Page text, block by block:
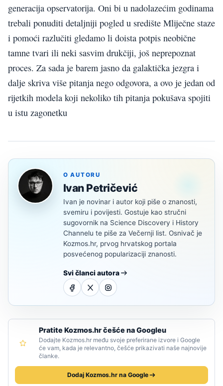
generacija opservatorija. Oni bi u nadolazećim godinama
trebali ponuditi detaljniji pogled u središte Mliječne staze
i pomoći razlučiti gledamo li doista potpis neobične
tamne tvari ili neki sasvim drukčiji, još neprepoznat
proces. Za sada je barem jasno da galaktička jezgra i
dalje skriva više pitanja nego odgovora, a ovo je jedan od
rijetkih modela koji nekoliko tih pitanja pokušava spojiti
u istu zagonetku
O AUTORU
Ivan Petričević
Ivan je novinar i autor koji piše o znanosti,
svemiru i povijesti. Gostuje kao stručni
sugovornik na Science Discovery i History
Channelu te piše za Večernji list. Osnivač je
Kozmos.hr, prvog hrvatskog portala
posvećenog popularizaciji znanosti.
Svi članci autora
Pratite Kozmos.hr češće na Googleu
Dodajte Kozmos.hr među svoje preferirane izvore i Google
će vam, kada je relevantno, češće prikazivati naše najnovije
članke.
Dodaj Kozmos.hr na Google